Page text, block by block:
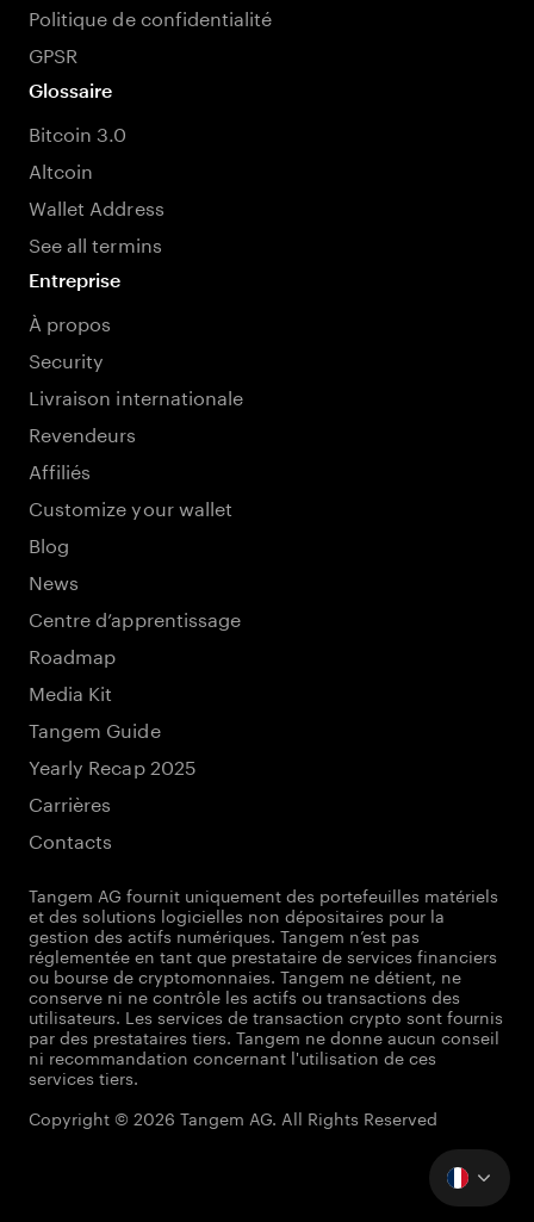
Politique de confidentialité
GPSR
Glossaire
Bitcoin 3.0
Altcoin
Wallet Address
See all termins
Entreprise
À propos
Security
Livraison internationale
Revendeurs
Affiliés
Customize your wallet
Blog
News
Centre d’apprentissage
Roadmap
Media Kit
Tangem Guide
Yearly Recap 2025
Carrières
Contacts
Tangem AG fournit uniquement des portefeuilles matériels
et des solutions logicielles non dépositaires pour la
gestion des actifs numériques. Tangem n’est pas
réglementée en tant que prestataire de services financiers
ou bourse de cryptomonnaies. Tangem ne détient, ne
conserve ni ne contrôle les actifs ou transactions des
utilisateurs. Les services de transaction crypto sont fournis
par des prestataires tiers. Tangem ne donne aucun conseil
ni recommandation concernant l'utilisation de ces
services tiers.